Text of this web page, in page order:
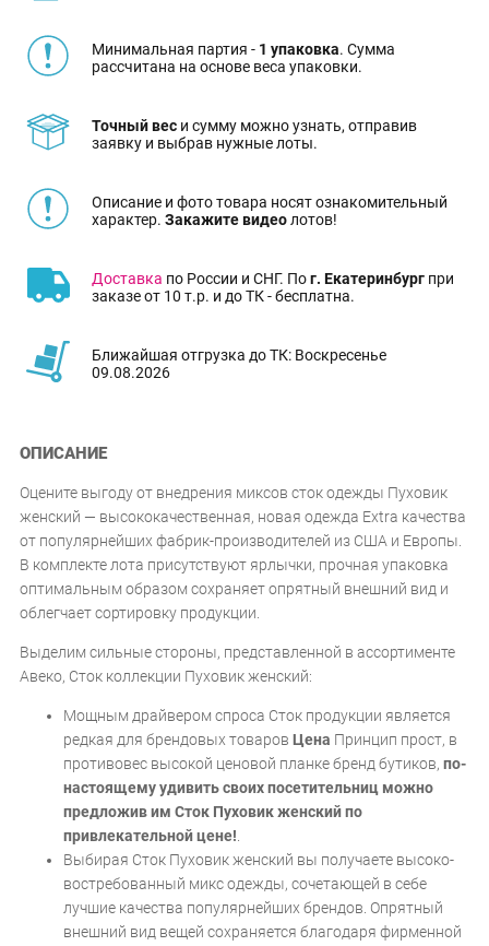
Минимальная партия - 1 упаковка. Сумма
рассчитана на основе веса упаковки.
Точный вес и сумму можно узнать, отправив
заявку и выбрав нужные лоты.
Описание и фото товара носят ознакомительный
характер. Закажите видеолотов!
Доставка по России и СНГ. Пог. Екатеринбург при
заказе от 10 т.р. и до ТК - бесплатна.
Ближайшая отгрузка до ТК: Воскресенье
09.08.2026
ОПИСАНИЕ
Оцените выгоду от внедрения миксов сток одежды Пуховик
женский — высококачественная, новая одежда Extra качества
от популярнейших фабрик-производителей из США и Европы.
В комплекте лота присутствуют ярлычки, прочная упаковка
оптимальным образом сохраняет опрятный внешний вид и
облегчает сортировку продукции.
Выделим сильные стороны, представленной в ассортименте
Авеко, Сток коллекции Пуховик женский:
Мощным драйвером спроса Сток продукции является
редкая для брендовых товаровЦена Принцип прост, в
противовес высокой ценовой планке бренд бутиков,по-
настоящему удивить своих посетительниц можно
предложив им Сток Пуховик женский по
привлекательной цене!.
Выбирая Сток Пуховик женский вы получаете высоко-
востребованный микс одежды, сочетающей в себе
лучшие качества популярнейших брендов. Опрятный
внешний вид вещей сохраняется благодаря фирменной